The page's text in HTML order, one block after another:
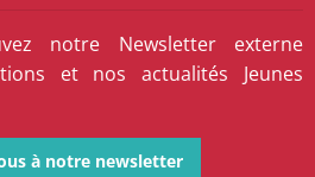
notre Newsletter externe
et nos actualités Jeunes
à notre newsletter